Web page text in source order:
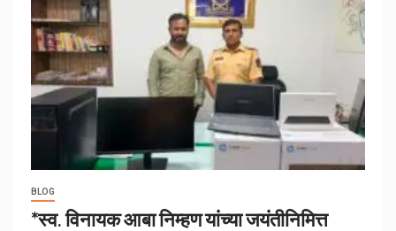
BLOG
*स्व. विनायक आबा निम्हण यांच्या जयंतीनिमित्त